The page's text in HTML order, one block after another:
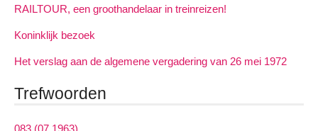
RAILTOUR, een groothandelaar in treinreizen!
Koninklijk bezoek
Het verslag aan de algemene vergadering van 26 mei 1972
Trefwoorden